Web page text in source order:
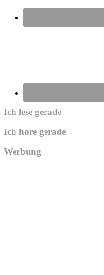
Ich lese gerade
Ich höre gerade
Werbung